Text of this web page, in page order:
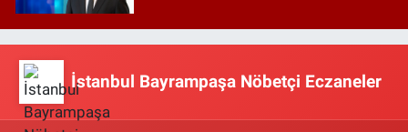
İstanbul Bayrampaşa Nöbetçi Eczaneler